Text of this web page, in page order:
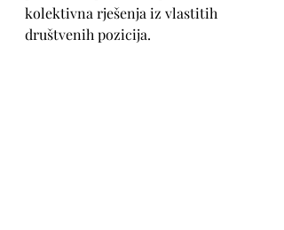
kolektivna rješenja iz vlastitih
društvenih pozicija.